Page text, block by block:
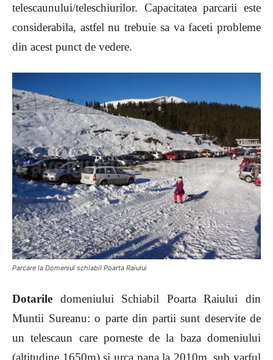
telescaunului/teleschiurilor. Capacitatea parcarii este
considerabila, astfel nu trebuie sa va faceti probleme
din acest punct de vedere.
Parcare la Domeniul schiabil Poarta Raiului
Dotarile domeniului Schiabil Poarta Raiului din
Muntii Sureanu: o parte din partii sunt deservite de
un telescaun care porneste de la baza domeniului
(altitudine 1650m) si urca pana la 2010m, sub varful